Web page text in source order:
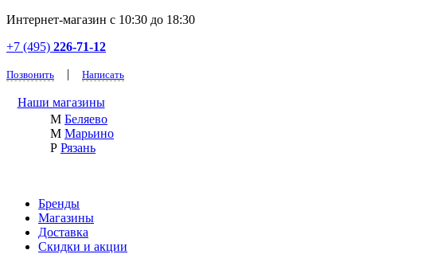
Интернет-магазин с 10:30 до 18:30
+7 (495) 226-71-12
Позвонить | Написать
Наши магазины
М Беляево
М Марьино
Р Рязань
Бренды
Магазины
Доставка
Скидки и акции